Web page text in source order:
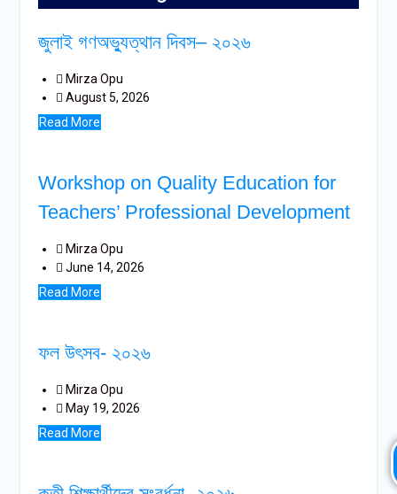
জুলাই গণঅভ্যুত্থান দিবস– ২০২৬
Mirza Opu
August 5, 2026
Read More
Workshop on Quality Education for
Teachers’ Professional Development
Mirza Opu
June 14, 2026
Read More
ফল উৎসব- ২০২৬
Mirza Opu
May 19, 2026
Read More